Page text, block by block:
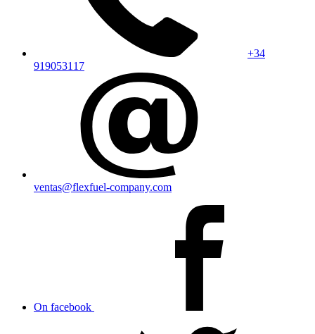
+34
919053117
ventas@flexfuel-company.com
On facebook